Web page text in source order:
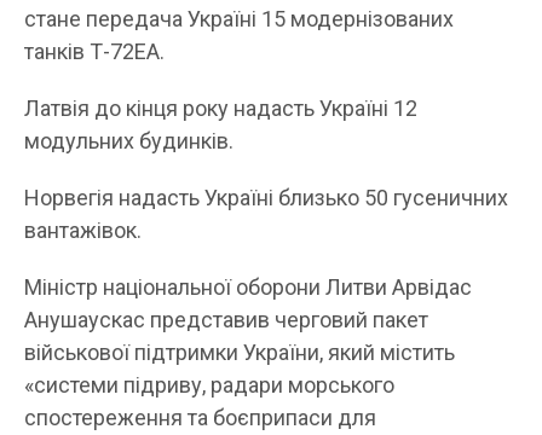
стане передача Україні 15 модернізованих
танків Т-72ЕА.
Латвія до кінця року надасть Україні 12
модульних будинків.
Норвегія надасть Україні близько 50 гусеничних
вантажівок.
Міністр національної оборони Литви Арвідас
Анушаускас представив черговий пакет
військової підтримки України, який містить
«системи підриву, радари морського
спостереження та боєприпаси для